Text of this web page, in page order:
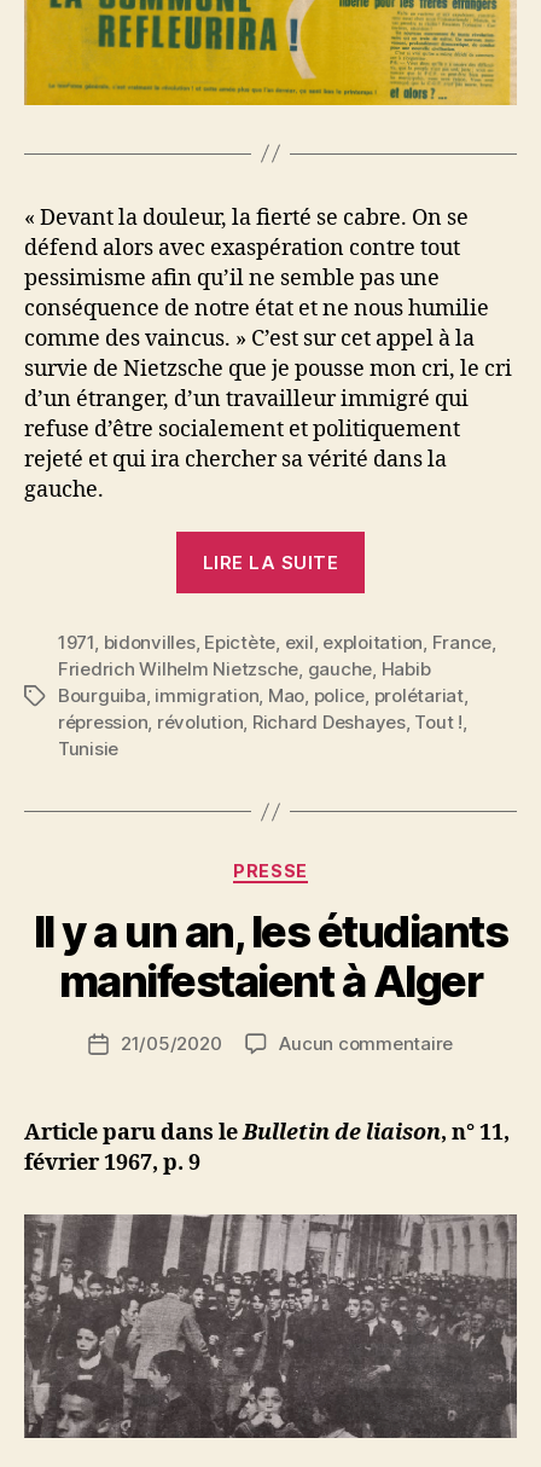
« Devant la douleur, la fierté se cabre. On se
défend alors avec exaspération contre tout
pessimisme afin qu’il ne semble pas une
conséquence de notre état et ne nous humilie
comme des vaincus. » C’est sur cet appel à la
survie de Nietzsche que je pousse mon cri, le cri
d’un étranger, d’un travailleur immigré qui
refuse d’être socialement et politiquement
rejeté et qui ira chercher sa vérité dans la
gauche.
LIRE LA SUITE
Étiquettes
1971, bidonvilles, Epictète, exil, exploitation, France,
Friedrich Wilhelm Nietzsche, gauche, Habib
Bourguiba, immigration, Mao, police, prolétariat,
répression, révolution, Richard Deshayes, Tout !,
Tunisie
Catégories
PRESSE
Il y a un an, les étudiants
manifestaient à Alger
a
r
S
N
ji
Date21/05/2020 Aucun commentairesur
a
étudiants
à
Alger
Article paru dans leBulletin de liaison, n° 11,
février 1967, p. 9